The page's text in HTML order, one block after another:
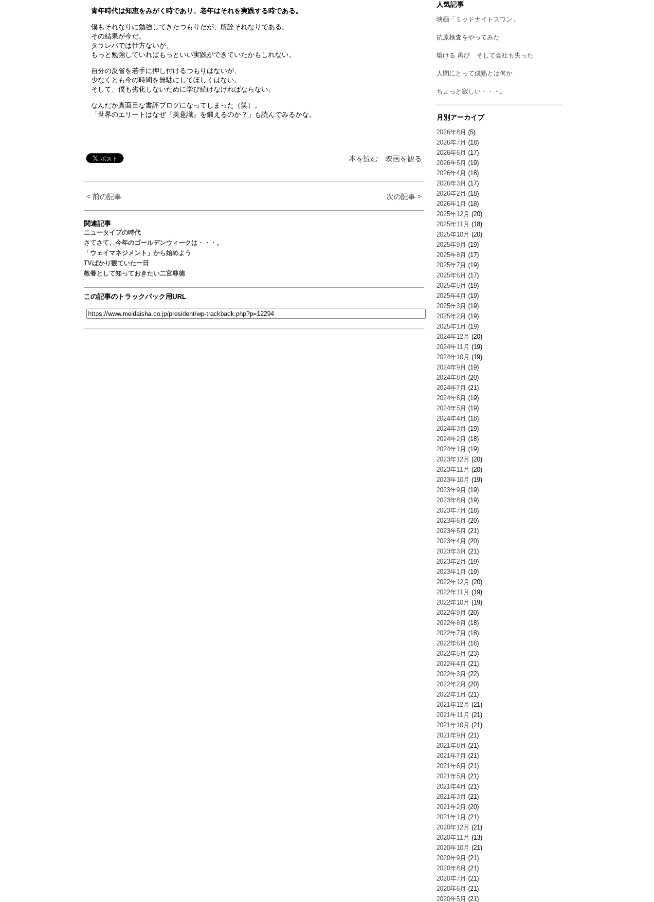
人気記事
映画「ミッドナイトスワン」
抗原検査をやってみた
熔ける 再び そして会社も失った
人間にとって成熟とは何か
ちょっと寂しい・・・。
月別アーカイブ
2026年8月 (5)
2026年7月 (18)
2026年6月 (17)
2026年5月 (19)
2026年4月 (18)
2026年3月 (17)
2026年2月 (18)
2026年1月 (18)
2025年12月 (20)
2025年11月 (18)
2025年10月 (20)
2025年9月 (19)
2025年8月 (17)
2025年7月 (19)
2025年6月 (17)
2025年5月 (19)
2025年4月 (19)
2025年3月 (19)
2025年2月 (19)
2025年1月 (19)
2024年12月 (20)
2024年11月 (19)
2024年10月 (19)
2024年9月 (19)
2024年8月 (20)
2024年7月 (21)
2024年6月 (19)
2024年5月 (19)
2024年4月 (18)
2024年3月 (19)
2024年2月 (18)
2024年1月 (19)
2023年12月 (20)
2023年11月 (20)
2023年10月 (19)
2023年9月 (19)
2023年8月 (19)
2023年7月 (18)
2023年6月 (20)
2023年5月 (21)
2023年4月 (20)
2023年3月 (21)
2023年2月 (19)
2023年1月 (19)
2022年12月 (20)
2022年11月 (19)
2022年10月 (19)
2022年9月 (20)
2022年8月 (18)
2022年7月 (18)
2022年6月 (16)
2022年5月 (23)
2022年4月 (21)
2022年3月 (22)
2022年2月 (20)
2022年1月 (21)
2021年12月 (21)
2021年11月 (21)
2021年10月 (21)
2021年9月 (21)
2021年8月 (21)
2021年7月 (21)
2021年6月 (21)
2021年5月 (21)
2021年4月 (21)
2021年3月 (21)
2021年2月 (20)
2021年1月 (21)
2020年12月 (21)
2020年11月 (13)
2020年10月 (21)
2020年9月 (21)
2020年8月 (21)
2020年7月 (21)
2020年6月 (21)
2020年5月 (21)
青年時代は知恵をみがく時であり、老年はそれを実践する時である。
僕もそれなりに勉強してきたつもりだが、所詮それなりである。
その結果が今だ。
タラレバでは仕方ないが、
もっと勉強していればもっといい実践ができていたかもしれない。
自分の反省を若手に押し付けるつもりはないが、
少なくとも今の時間を無駄にしてほしくはない。
そして、僕も劣化しないために学び続けなければならない。
なんだか真面目な書評ブログになってしまった（笑）。
「世界のエリートはなぜ『美意識』を鍛えるのか？」も読んでみるかな。
本を読む 映画を観る
< 前の記事 次の記事 >
関連記事
ニュータイプの時代
さてさて、今年のゴールデンウィークは・・・。
「ウェイマネジメント」から始めよう
TVばかり観ていた一日
教養として知っておきたい二宮尊徳
この記事のトラックバック用URL